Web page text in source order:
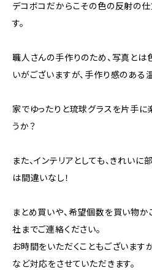
デコボコだからこその色の反射の
す。
職人さんの手作りのため、写真と
いがございますが、手作り感のある
家でゆったりと琉球グラスを片手に
うか？
また、インテリアとしても、きれい
は間違いなし！
まとめ買いや、希望個数を買い物
社までご連絡ください。
お時間をいただくこともございます
など対応をさせていただきます。